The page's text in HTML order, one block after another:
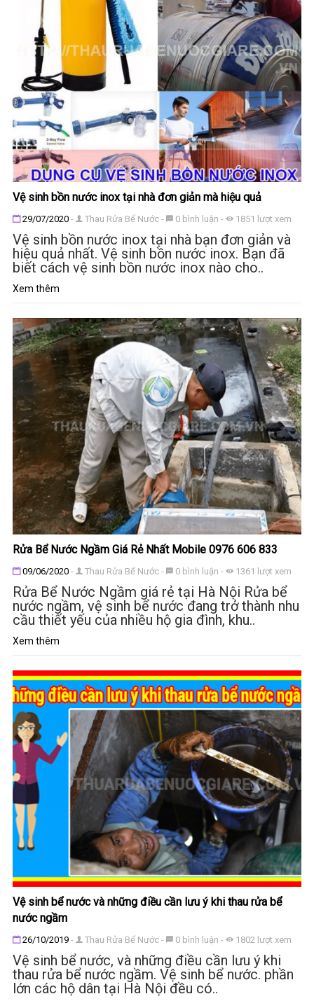
Vệ sinh bồn nước inox tại nhà đơn giản mà hiệu quả
Đăng ngày
29/07/2020 - Thau Rửa Bể Nước - 0 bình luận - 1851 lượt xem
Vệ sinh bồn nước inox tại nhà bạn đơn giản và
hiệu quả nhất. Vệ sinh bồn nước inox. Bạn đã
biết cách vệ sinh bồn nước inox nào cho..
Xem thêm
Rửa Bể Nước Ngầm Giá Rẻ Nhất Mobile 0976 606 833
Đăng ngày
09/06/2020 - Thau Rửa Bể Nước - 0 bình luận - 1361 lượt xem
Rửa Bể Nước Ngầm giá rẻ tại Hà Nội Rửa bể
nước ngầm, vệ sinh bể nước đang trở thành nhu
cầu thiết yếu của nhiều hộ gia đình, khu..
Xem thêm
Vệ sinh bể nước và những điều cần lưu ý khi thau rửa bể
nước ngầm
Đăng ngày
26/10/2019 - Thau Rửa Bể Nước - 0 bình luận - 1802 lượt xem
Vệ sinh bể nước, và những điều cần lưu ý khi
thau rửa bể nước ngầm. Vệ sinh bể nước. phần
lớn các hộ dân tại Hà Nội đều có..